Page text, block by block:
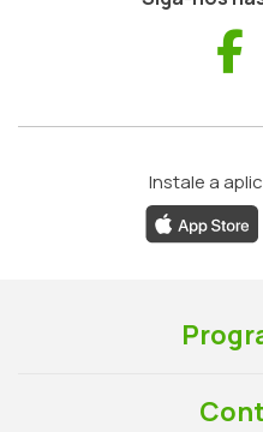
Instale a